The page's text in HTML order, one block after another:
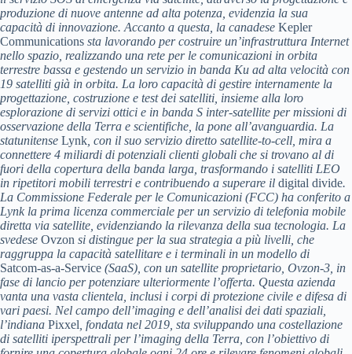
produzione di nuove antenne ad alta potenza, evidenzia la sua
capacità di innovazione. Accanto a questa, la canadese Kepler
Communications sta lavorando per costruire un’infrastruttura Internet
nello spazio, realizzando una rete per le comunicazioni in orbita
terrestre bassa e gestendo un servizio in banda Ku ad alta velocità con
19 satelliti già in orbita. La loro capacità di gestire internamente la
progettazione, costruzione e test dei satelliti, insieme alla loro
esplorazione di servizi ottici e in banda S inter-satellite per missioni di
osservazione della Terra e scientifiche, la pone all’avanguardia. La
statunitense Lynk , con il suo servizio diretto satellite-to-cell, mira a
connettere 4 miliardi di potenziali clienti globali che si trovano al di
fuori della copertura della banda larga, trasformando i satelliti LEO
in ripetitori mobili terrestri e contribuendo a superare il digital divide.
La Commissione Federale per le Comunicazioni (FCC) ha conferito a
Lynk la prima licenza commerciale per un servizio di telefonia mobile
diretta via satellite, evidenziando la rilevanza della sua tecnologia. La
svedese Ovzon si distingue per la sua strategia a più livelli, che
raggruppa la capacità satellitare e i terminali in un modello di
Satcom-as-a-Service (SaaS), con un satellite proprietario, Ovzon-3, in
fase di lancio per potenziare ulteriormente l’offerta. Questa azienda
vanta una vasta clientela, inclusi i corpi di protezione civile e difesa di
vari paesi. Nel campo dell’imaging e dell’analisi dei dati spaziali
l’indiana Pixxel , fondata nel 2019, sta sviluppando una costellazione
di satelliti iperspettrali per l’imaging della Terra, con l’obiettivo di